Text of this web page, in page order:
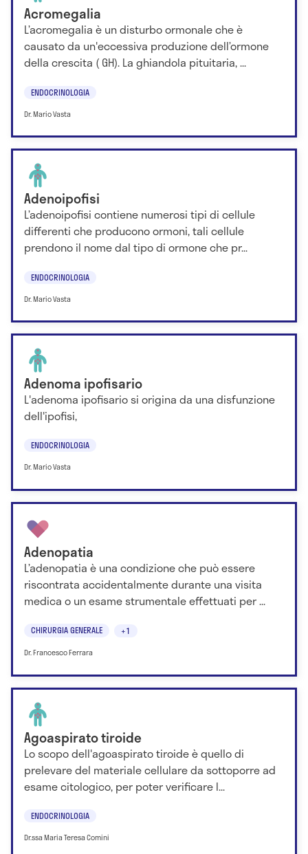
Acromegalia
L’acromegalia è un disturbo ormonale che è
causato da un'eccessiva produzione dell’ormone
della crescita ( GH). La ghiandola pituitaria, ...
ENDOCRINOLOGIA
Dr. Mario Vasta
Adenoipofisi
L’adenoipofisi contiene numerosi tipi di cellule
differenti che producono ormoni, tali cellule
prendono il nome dal tipo di ormone che pr...
ENDOCRINOLOGIA
Dr. Mario Vasta
Adenoma ipofisario
L'adenoma ipofisario si origina da una disfunzione
dell'ipofisi,
ENDOCRINOLOGIA
Dr. Mario Vasta
Adenopatia
L’adenopatia è una condizione che può essere
riscontrata accidentalmente durante una visita
medica o un esame strumentale effettuati per ...
CHIRURGIA GENERALE +1
Dr. Francesco Ferrara
Agoaspirato tiroide
Lo scopo dell'agoaspirato tiroide è quello di
prelevare del materiale cellulare da sottoporre ad
esame citologico, per poter verificare l...
ENDOCRINOLOGIA
Dr.ssa Maria Teresa Comini